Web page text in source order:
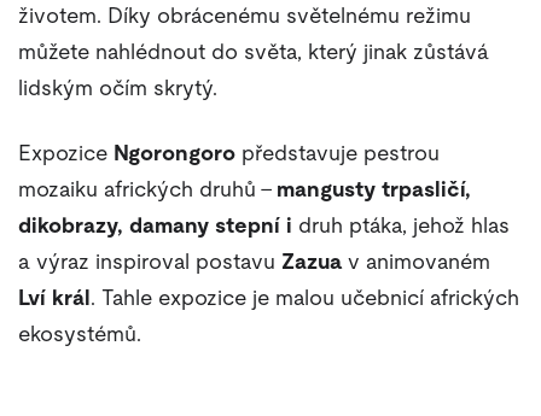
životem. Díky obrácenému světelnému režimu
můžete nahlédnout do světa, který jinak zůstává
lidským očím skrytý.
Expozice Ngorongoro představuje pestrou
mozaiku afrických druhů – mangusty trpasličí,
dikobrazy, damany stepní i druh ptáka, jehož hlas
a výraz inspiroval postavu Zazua v animovaném
Lví král. Tahle expozice je malou učebnicí afrických
ekosystémů.